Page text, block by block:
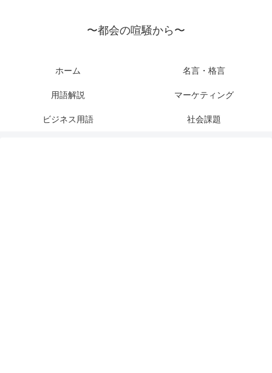
〜都会の喧騒から〜
ホーム 名言・格言
用語解説 マーケティング
ビジネス用語 社会課題